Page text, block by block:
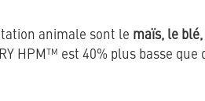
animale sont le maïs, le
HPM™ est 40% plus basse